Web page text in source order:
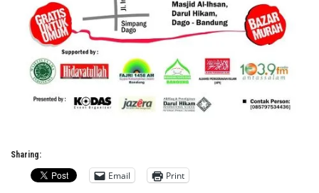
Sharing:
Email Print